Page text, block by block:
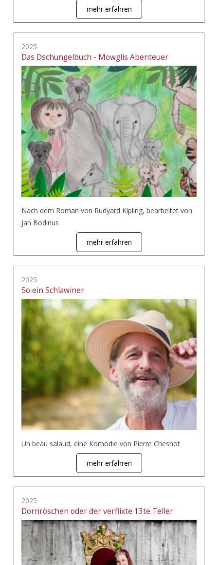
mehr erfahren
2025
Das Dschungelbuch - Mowglis Abenteuer
Nach dem Roman von Rudyard Kipling, bearbeitet von
Jan Bodinus
mehr erfahren
2025
So ein Schlawiner
Un beau salaud, eine Komödie von Pierre Chesnot
mehr erfahren
2025
Dornröschen oder der verflixte 13te Teller